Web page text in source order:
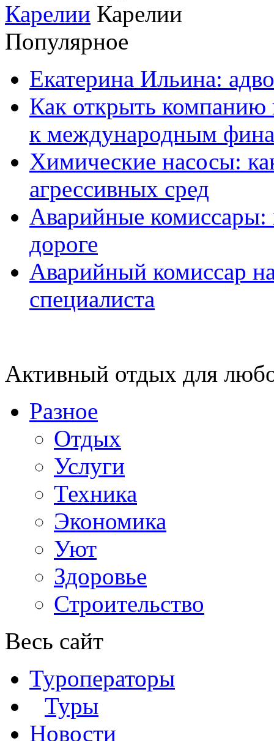
Карелии
Популярное
Екатерина Ильина:
Как открыть компанию
к международным
Химические насосы:
агрессивных сред
Аварийные
дороге
Аварийный комиссар
специалиста
Активный отдых для
Разное
Отдых
Услуги
Техника
Экономика
Уют
Здоровье
Строительство
Весь сайт
Туроператоры
Туры
Новости